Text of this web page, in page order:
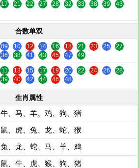
17 21 22 27 28 32 33 38 39
43
合数单双
09 10 12 14 16 18 21 23 25
27
36 38 41 43 45 47 49
11 13 15 17 19 20 22 24 26
28
39 40 42 44 46 48
生肖属性
牛、马、羊、鸡、狗、猪
鼠、虎、兔、龙、蛇、猴
兔、龙、蛇、马、羊、鸡
鼠、牛、虎、猴、狗、猪